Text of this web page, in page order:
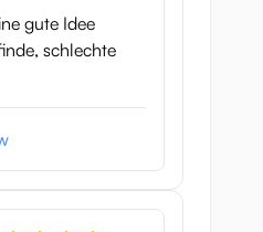
gute Idee
schlechte